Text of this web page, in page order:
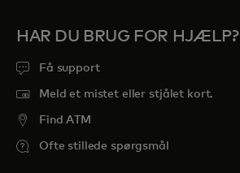
HAR DU BRUG FOR HJÆLP?
Få support
Meld et mistet eller stjålet kort.
Find ATM
Ofte stillede spørgsmål